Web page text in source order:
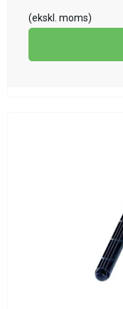
(ekskl. moms)